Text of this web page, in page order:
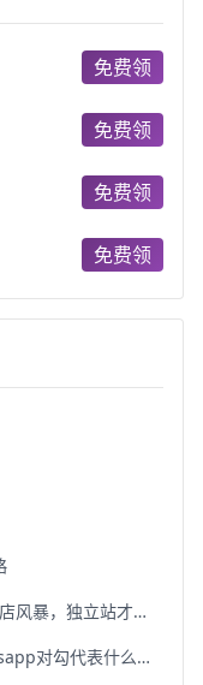
案例
的模式
免费领
免费领
免费领
免费领
【2025年8月危与机】Temu再掀封店风暴，独立站才是跨境卖家的避险通道
whatsapp一个对勾两个对勾,whatsapp对勾代表什么意思